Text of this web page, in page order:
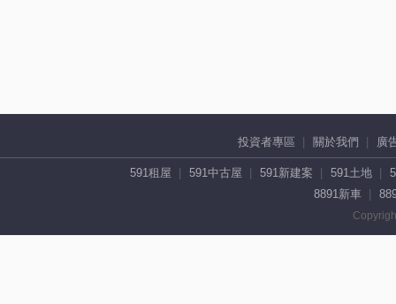
投資者專區 關於我們 廣
591租屋 591中古屋 591新建案 591土地
8891新車